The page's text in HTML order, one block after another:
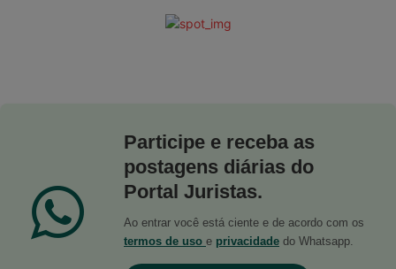
Participe e receba as
postagens diárias do
Portal Juristas.
Ao entrar você está ciente e de acordo com os
termos de uso e privacidade do Whatsapp.